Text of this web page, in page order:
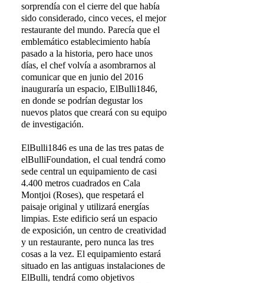
sorprendía con el cierre del que había
sido considerado, cinco veces, el mejor
restaurante del mundo. Parecía que el
emblemático establecimiento había
pasado a la historia, pero hace unos
días, el chef volvía a asombrarnos al
comunicar que en junio del 2016
inauguraría un espacio, ElBulli1846,
en donde se podrían degustar los
nuevos platos que creará con su equipo
de investigación.
ElBulli1846 es una de las tres patas de
elBulliFoundation, el cual tendrá como
sede central un equipamiento de casi
4.400 metros cuadrados en Cala
Montjoi (Roses), que respetará el
paisaje original y utilizará energías
limpias. Este edificio será un espacio
de exposición, un centro de creatividad
y un restaurante, pero nunca las tres
cosas a la vez. El equipamiento estará
situado en las antiguas instalaciones de
ElBulli, tendrá como objetivos